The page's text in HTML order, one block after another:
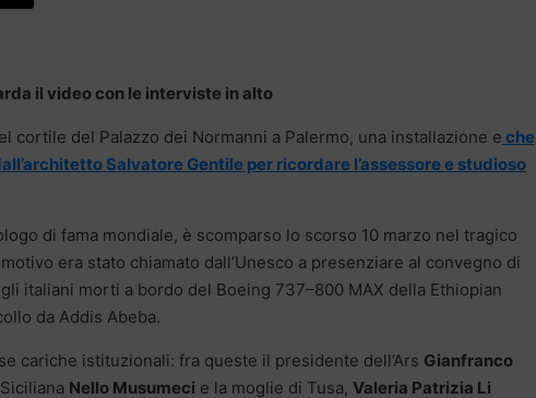
il video con le interviste in alto
cortile del Palazzo dei Normanni a Palermo, una installazione e che
Salvatore Gentile per ricordare l’assessore e studioso
di fama mondiale, è scomparso lo scorso 10 marzo nel tragico
era stato chiamato dall’Unesco a presenziare al convegno di
italiani morti a bordo del Boeing 737–800 MAX della Ethiopian
da Addis Abeba.
cariche istituzionali: fra queste il presidente dell’Ars Gianfranco
Nello Musumeci e la moglie di Tusa, Valeria Patrizia Li